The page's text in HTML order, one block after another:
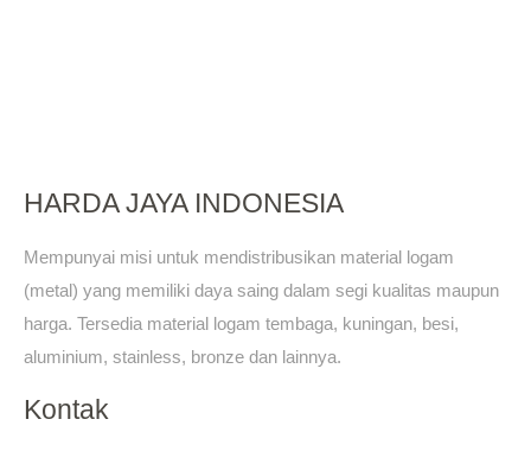
HARDA JAYA INDONESIA
Mempunyai misi untuk mendistribusikan material logam
(metal) yang memiliki daya saing dalam segi kualitas maupun
harga. Tersedia material logam tembaga, kuningan, besi,
aluminium, stainless, bronze dan lainnya.
Kontak